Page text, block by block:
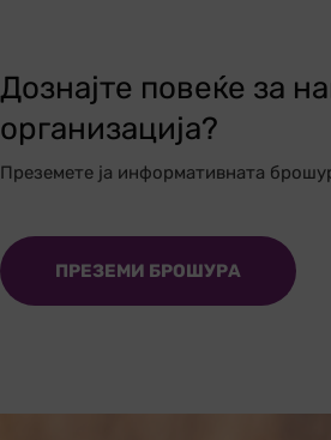
Дознајте повеќе за
организација?
Преземете ја информативната
ПРЕЗЕМИ БРОШУРА